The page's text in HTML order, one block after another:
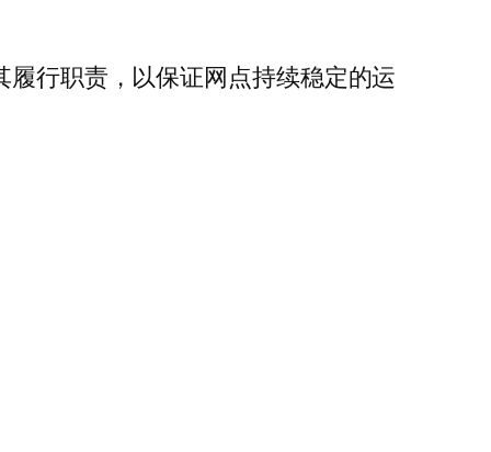
行职责，以保证网点持续稳定的运